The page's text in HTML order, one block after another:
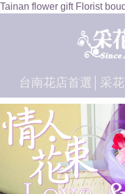
Tainan flower gift Florist
台南花店首選│采